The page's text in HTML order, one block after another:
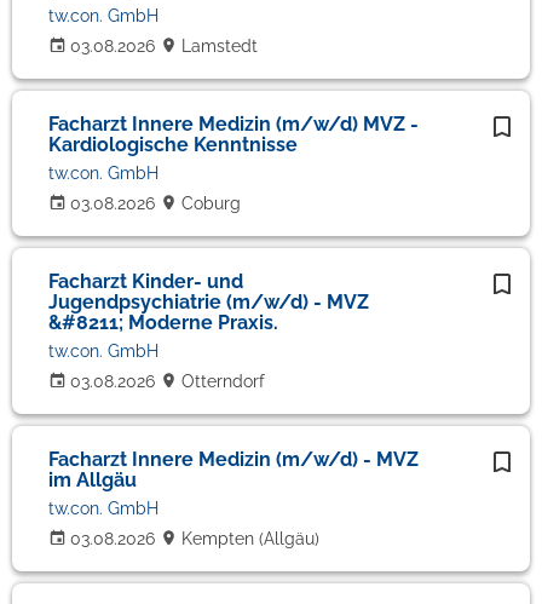
03.08.2026
tw.con. GmbH
Lamstedt
Facharzt Innere Medizin (m/w/d) MVZ -
Kardiologische Kenntnisse
03.08.2026
tw.con. GmbH
Coburg
Facharzt Kinder- und
Jugendpsychiatrie (m/w/d) - MVZ
&#8211; Moderne Praxis.
03.08.2026
tw.con. GmbH
Otterndorf
Facharzt Innere Medizin (m/w/d) - MVZ
im Allgäu
03.08.2026
tw.con. GmbH
Kempten (Allgäu)